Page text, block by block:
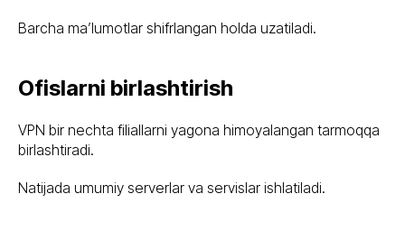
Barcha ma’lumotlar shifrlangan holda uzatiladi.
Ofislarni birlashtirish
VPN bir nechta filiallarni yagona himoyalangan tarmoqqa
birlashtiradi.
Natijada umumiy serverlar va servislar ishlatiladi.